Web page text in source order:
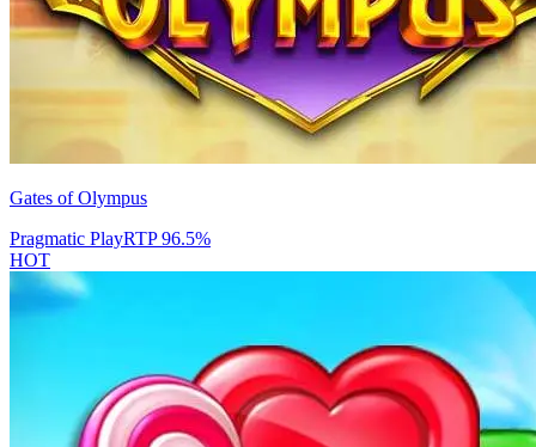
Gates of Olympus
Pragmatic PlayRTP96.5%
HOT